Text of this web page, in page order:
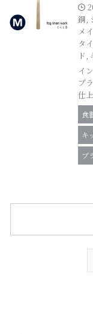
銅,
メ
タ
ド,
イ
ブ
仕
食
キ
ブ